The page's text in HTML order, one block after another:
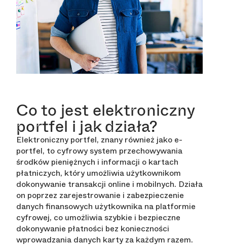
Co to jest elektroniczny
portfel i jak działa?
Elektroniczny portfel, znany również jako e-
portfel, to cyfrowy system przechowywania
środków pieniężnych i informacji o kartach
płatniczych, który umożliwia użytkownikom
dokonywanie transakcji online i mobilnych. Działa
on poprzez zarejestrowanie i zabezpieczenie
danych finansowych użytkownika na platformie
cyfrowej, co umożliwia szybkie i bezpieczne
dokonywanie płatności bez konieczności
wprowadzania danych karty za każdym razem.